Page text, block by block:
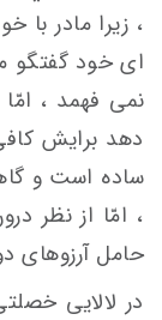
، زیرا مادر با
ای خود گفتگو
نمی فهمد ،
دهد برایش
ساده است و
، امّا از نظر
حامل آرزوهای
در لالایی